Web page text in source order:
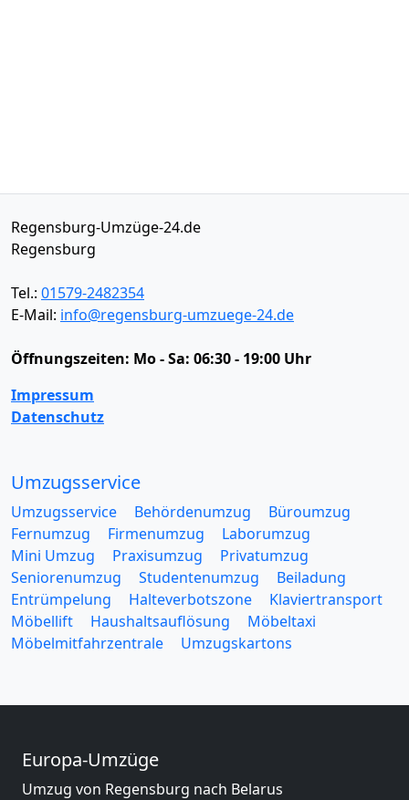
Regensburg-Umzüge-24.de
Regensburg
Tel.: 01579-2482354
E-Mail: info@regensburg-umzuege-24.de
Öffnungszeiten: Mo - Sa: 06:30 - 19:00 Uhr
Impressum
Datenschutz
Umzugsservice
Umzugsservice Behördenumzug
Büroumzug
Fernumzug
Firmenumzug
Laborumzug
Mini Umzug
Praxisumzug
Privatumzug
Seniorenumzug
Studentenumzug
Beiladung
Entrümpelung
Halteverbotszone
Klaviertransport
Möbellift
Haushaltsauflösung
Möbeltaxi
Möbelmitfahrzentrale
Umzugskartons
Europa-Umzüge
Umzug von Regensburg nach Belarus